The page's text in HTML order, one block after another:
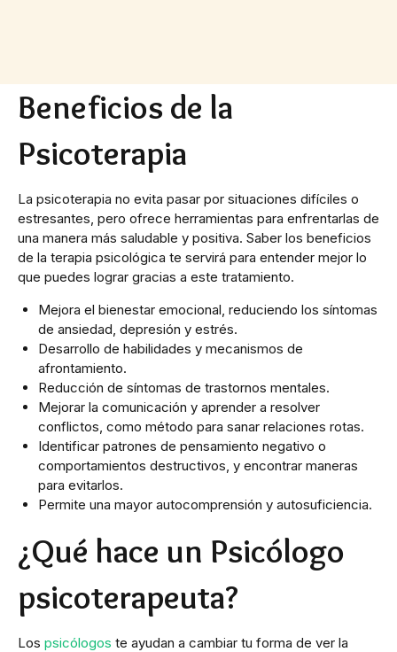
Beneficios de la
Psicoterapia
La psicoterapia no evita pasar por situaciones difíciles o
estresantes, pero ofrece herramientas para enfrentarlas de
una manera más saludable y positiva. Saber los beneficios
de la terapia psicológica te servirá para entender mejor lo
que puedes lograr gracias a este tratamiento.
Mejora el bienestar emocional, reduciendo los síntomas
de ansiedad, depresión y estrés.
Desarrollo de habilidades y mecanismos de
afrontamiento.
Reducción de síntomas de trastornos mentales.
Mejorar la comunicación y aprender a resolver
conflictos, como método para sanar relaciones rotas.
Identificar patrones de pensamiento negativo o
comportamientos destructivos, y encontrar maneras
para evitarlos.
Permite una mayor autocomprensión y autosuficiencia.
¿Qué hace un Psicólogo
psicoterapeuta?
Los psicólogos te ayudan a cambiar tu forma de ver la